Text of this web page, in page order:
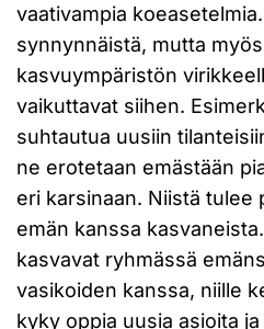
vaativampia
synnynnäistä, mutta
kasvuympäristön
vaikuttavat siihen.
suhtautua uusiin
ne erotetaan emästään
eri karsinaan. Niistä tulee
emän kanssa
kasvavat ryhmässä
vasikoiden kanssa, niille
kyky oppia uusia asioita